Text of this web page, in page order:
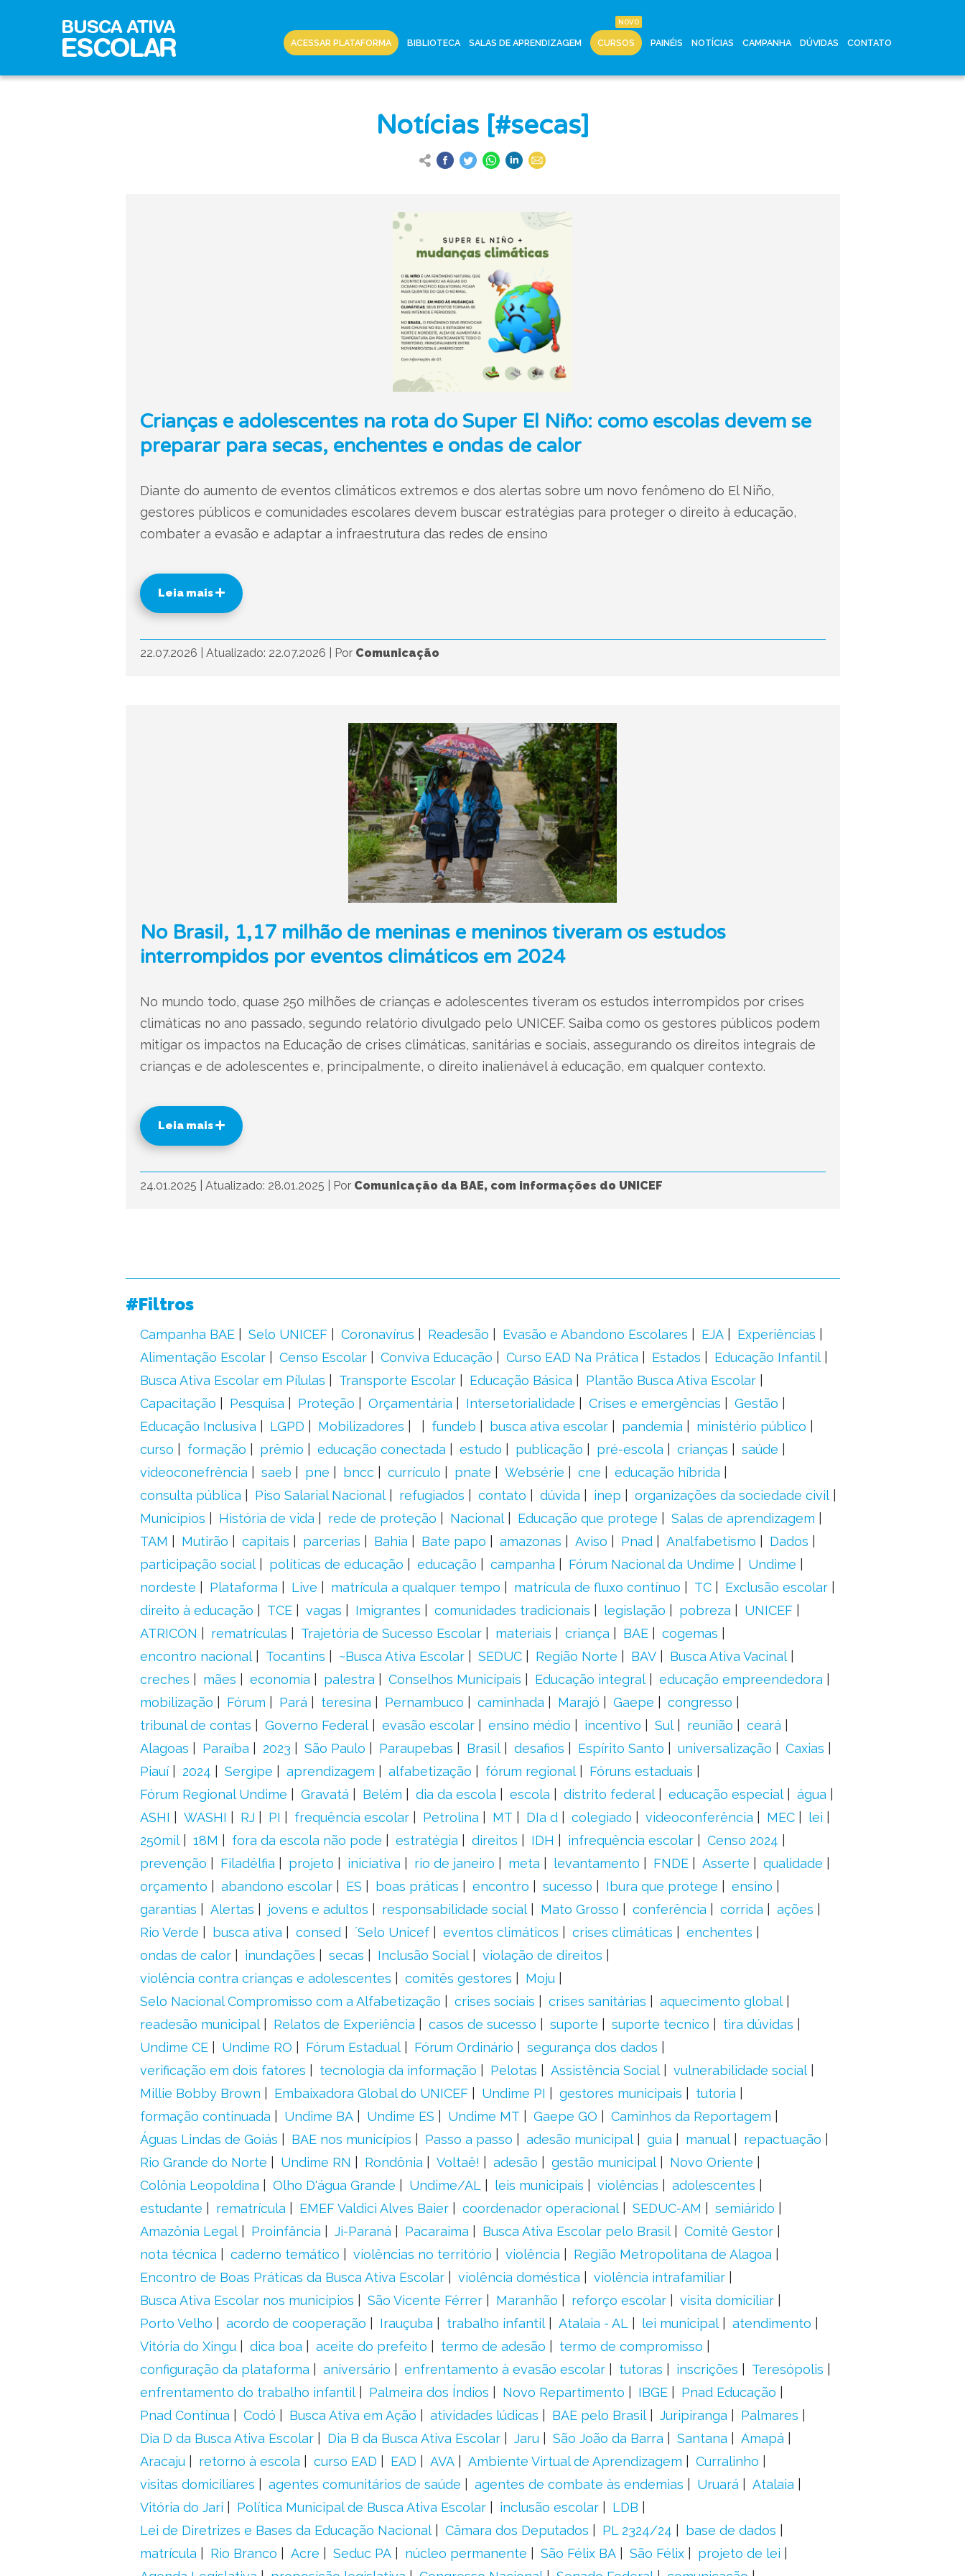
ACESSAR PLATAFORMA BIBLIOTECA SALAS DE APRENDIZAGEM CURSOS PAINÉIS NOTÍCIAS CAMPANHA DÚVIDAS CONTATO
Notícias [#secas]
Crianças e adolescentes na rota do Super El Niño: como escolas devem se
preparar para secas, enchentes e ondas de calor
Diante do aumento de eventos climáticos extremos e dos alertas sobre um novo fenômeno do El Niño,
gestores públicos e comunidades escolares devem buscar estratégias para proteger o direito à educação,
combater a evasão e adaptar a infraestrutura das redes de ensino
Leia mais
22.07.2026 Atualizado: 22.07.2026 Por Comunicação
No Brasil, 1,17 milhão de meninas e meninos tiveram os estudos
interrompidos por eventos climáticos em 2024
No mundo todo, quase 250 milhões de crianças e adolescentes tiveram os estudos interrompidos por crises
climáticas no ano passado, segundo relatório divulgado pelo UNICEF. Saiba como os gestores públicos podem
mitigar os impactos na Educação de crises climáticas, sanitárias e sociais, assegurando os direitos integrais de
crianças e de adolescentes e, principalmente, o direito inalienável à educação, em qualquer contexto.
Leia mais
24.01.2025 Atualizado: 28.01.2025 Por Comunicação da BAE, com informações do UNICEF
#Filtros
Campanha BAE Selo UNICEF Coronavírus Readesão Evasão e Abandono Escolares EJA
Experiências
Alimentação Escolar
Censo Escolar Conviva Educação Curso EAD Na Prática Estados
Educação Infantil
Busca Ativa Escolar em Pílulas
Transporte Escolar Educação Básica
Plantão Busca Ativa Escolar
Capacitação
Pesquisa Proteção Orçamentária Intersetorialidade Crises e emergências
Gestão
Educação Inclusiva
LGPD Mobilizadores fundeb busca ativa escolar pandemia
ministério público
curso
formação prêmio educação conectada estudo publicação pré-escola crianças
saúde
videoconefrência
saeb pne bncc currículo pnate Websérie cne
educação híbrida
consulta pública
Piso Salarial Nacional refugiados contato dúvida inep
organizações da sociedade civil
Municípios
História de vida rede de proteção Nacional Educação que protege
Salas de aprendizagem
TAM
Mutirão capitais parcerias Bahia Bate papo amazonas Aviso Pnad Analfabetismo
Dados
participação social
políticas de educação educação campanha Fórum Nacional da Undime
Undime
nordeste
Plataforma Live matrícula a qualquer tempo matrícula de fluxo contínuo TC
Exclusão escolar
direito à educação
TCE vagas Imigrantes comunidades tradicionais legislação pobreza
UNICEF
ATRICON
rematrículas Trajetória de Sucesso Escolar materiais criança BAE
cogemas
encontro nacional
Tocantins ~Busca Ativa Escolar SEDUC Região Norte BAV
Busca Ativa Vacinal
creches
mães economia palestra Conselhos Municipais Educação integral
educação empreendedora
mobilização
Fórum Pará teresina Pernambuco caminhada Marajó Gaepe
congresso
tribunal de contas
Governo Federal evasão escolar ensino médio incentivo Sul reunião
ceará
Alagoas
Paraíba 2023 São Paulo Paraupebas Brasil desafios Espírito Santo universalização
Caxias
Piauí
2024 Sergipe aprendizagem alfabetização fórum regional
Fóruns estaduais
Fórum Regional Undime
Gravatá Belém dia da escola escola distrito federal educação especial
água
ASHI
WASHI RJ PI frequência escolar Petrolina MT DIa d colegiado videoconferência MEC
lei
250mil
18M fora da escola não pode estratégia direitos IDH infrequência escolar
Censo 2024
prevenção
Filadélfia projeto iniciativa rio de janeiro meta levantamento FNDE Asserte
qualidade
orçamento
abandono escolar ES boas práticas encontro sucesso Ibura que protege
ensino
garantias
Alertas jovens e adultos responsabilidade social Mato Grosso conferência corrida
ações
Rio Verde
busca ativa consed ´Selo Unicef eventos climáticos crises climáticas
enchentes
ondas de calor
inundações secas Inclusão Social
violação de direitos
violência contra crianças e adolescentes
comitês gestores
Moju
Selo Nacional Compromisso com a Alfabetização
crises sociais crises sanitárias
aquecimento global
readesão municipal
Relatos de Experiência casos de sucesso suporte suporte tecnico
tira dúvidas
Undime CE
Undime RO Fórum Estadual Fórum Ordinário
segurança dos dados
verificação em dois fatores
tecnologia da informação Pelotas Assistência Social
vulnerabilidade social
Millie Bobby Brown
Embaixadora Global do UNICEF Undime PI gestores municipais
tutoria
formação continuada
Undime BA Undime ES Undime MT Gaepe GO
Caminhos da Reportagem
Águas Lindas de Goiás
BAE nos municípios Passo a passo adesão municipal guia manual
repactuação
Rio Grande do Norte
Undime RN Rondônia Voltaê! adesão gestão municipal
Novo Oriente
Colônia Leopoldina
Olho D'água Grande Undime/AL leis municipais violências
adolescentes
estudante
rematrícula EMEF Valdici Alves Baier coordenador operacional SEDUC-AM
semiárido
Amazônia Legal
Proinfância Ji-Paraná Pacaraima Busca Ativa Escolar pelo Brasil
Comitê Gestor
nota técnica
caderno temático violências no território violência
Região Metropolitana de Alagoa
Encontro de Boas Práticas da Busca Ativa Escolar
violência doméstica
violência intrafamiliar
Busca Ativa Escolar nos municípios
São Vicente Férrer Maranhão reforço escolar
visita domiciliar
Porto Velho
acordo de cooperação Irauçuba trabalho infantil Atalaia - AL lei municipal
atendimento
Vitória do Xingu
dica boa aceite do prefeito termo de adesão
termo de compromisso
configuração da plataforma
aniversário enfrentamento à evasão escolar tutoras inscrições
Teresópolis
enfrentamento do trabalho infantil
Palmeira dos Índios Novo Repartimento IBGE
Pnad Educação
Pnad Contínua
Codó Busca Ativa em Ação atividades lúdicas BAE pelo Brasil Juripiranga
Palmares
Dia D da Busca Ativa Escolar
Dia B da Busca Ativa Escolar Jaru São João da Barra Santana
Amapá
Aracaju
retorno à escola curso EAD EAD AVA Ambiente Virtual de Aprendizagem
Curralinho
visitas domiciliares
agentes comunitários de saúde agentes de combate às endemias Uruará
Atalaia
Vitória do Jari
Política Municipal de Busca Ativa Escolar inclusão escolar
LDB
Lei de Diretrizes e Bases da Educação Nacional
Câmara dos Deputados PL 2324/24
base de dados
matrícula
Rio Branco Acre Seduc PA núcleo permanente São Félix BA São Félix
projeto de lei